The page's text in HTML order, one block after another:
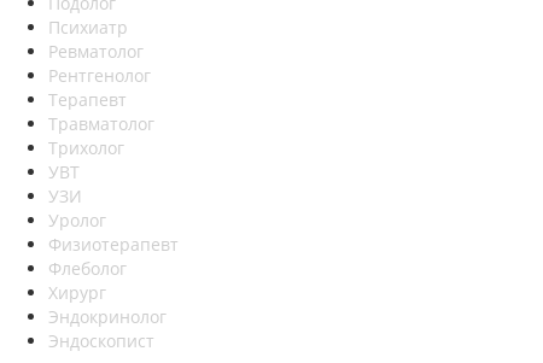
Психиатр
Ревматолог
Рентгенолог
Терапевт
Травматолог
Трихолог
УВТ
УЗИ
Уролог
Физиотерапевт
Флеболог
Хирург
Эндокринолог
Эндоскопист